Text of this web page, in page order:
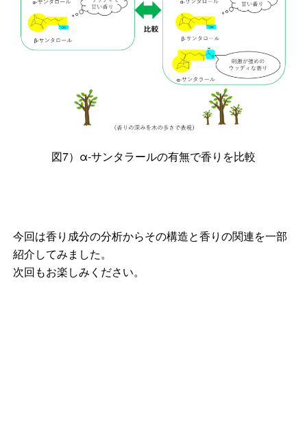
図7）α-サンタラールの有無で香りを比較
今回は香り成分の分析からその構造と香りの関連を一部
紹介してみました。
次回もお楽しみください。